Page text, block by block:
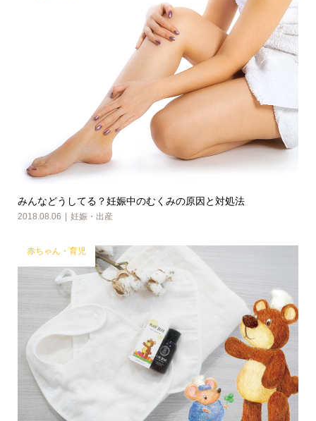
みんなどうしてる？妊娠中のむくみの原因と対処法
2018.08.06 妊娠・出産
赤ちゃん・育児